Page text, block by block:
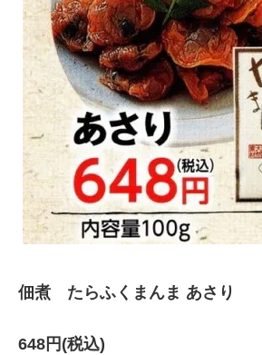
佃煮 たらふくまんま あさり
648円(税込)